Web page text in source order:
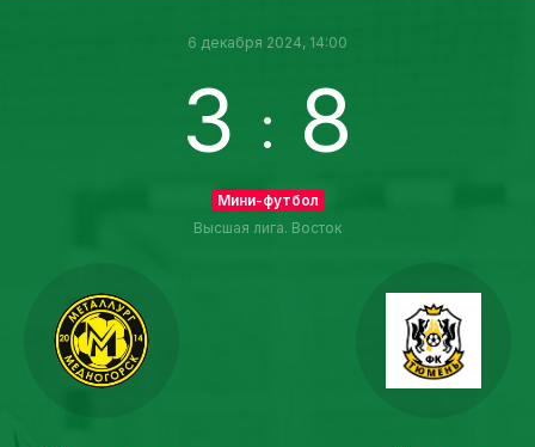
6 декабря 2024, 14:00
3 : 8
Мини-футбол
Высшая лига. Восток